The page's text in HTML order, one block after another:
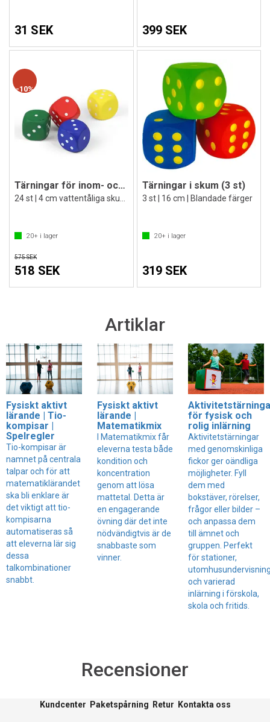
31 SEK 399 SEK
10%
Tärningar för inom- och utomhusbruk
20+ i lager
575 SEK
518 SEK
Tärningar i skum (3 st)
3 st | 16 cm | Blandade färger
20+i lager
319 SEK
Artiklar
Fysiskt aktivt
lärande | Tio-
kompisar |
Spelregler
Tio-kompisar är
namnet på centrala
talpar och för att
matematiklärandet
ska bli enklare är
det viktigt att tio-
kompisarna
automatiseras så
att eleverna lär sig
dessa
talkombinationer
snabbt.
Fysiskt aktivt
lärande |
Matematikmix
I Matematikmix får
eleverna testa både
kondition och
koncentration
genom att lösa
mattetal. Detta är
en engagerande
övning där det inte
nödvändigtvis är de
snabbaste som
vinner.
för fysisk och
rolig inlärning
Aktivitetstärningar
med genomskinliga
fickor ger oändliga
möjligheter. Fyll
dem med
bokstäver, rörelser,
frågor eller bilder –
och anpassa dem
till ämnet och
gruppen. Perfekt
för stationer,
och varierad
inlärning i förskola,
skola och fritids.
Recensioner
Kundcenter Paketspårning Retur Kontakta oss